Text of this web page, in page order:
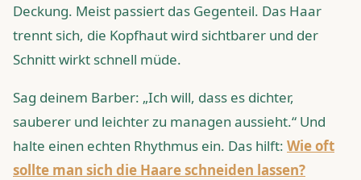
Deckung. Meist passiert das Gegenteil. Das Haar
trennt sich, die Kopfhaut wird sichtbarer und der
Schnitt wirkt schnell müde.
Sag deinem Barber: „Ich will, dass es dichter,
sauberer und leichter zu managen aussieht.“ Und
halte einen echten Rhythmus ein. Das hilft: Wie oft
sollte man sich die Haare schneiden lassen?